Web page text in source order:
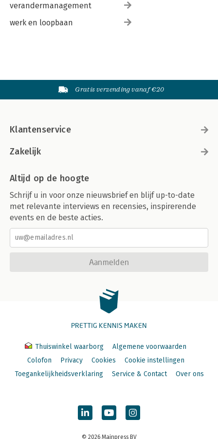
verandermanagement
werk en loopbaan
Gratis verzending vanaf €20
Klantenservice
Zakelijk
Altijd op de hoogte
Schrijf u in voor onze nieuwsbrief en blijf up-to-date
met relevante interviews en recensies, inspirerende
events en de beste acties.
Aanmelden
PRETTIG KENNIS MAKEN
Thuiswinkel waarborg
Algemene voorwaarden
Colofon
Privacy Cookies
Cookie instellingen
Toegankelijkheidsverklaring
Service & Contact Over ons
© 2026 Mainpress BV